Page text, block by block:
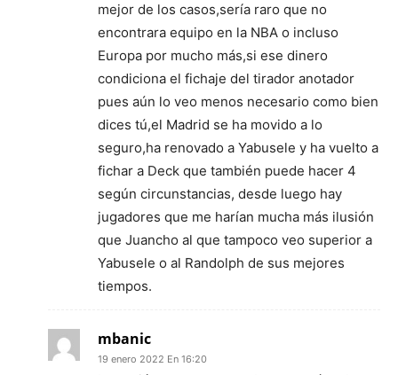
mejor de los casos,sería raro que no
encontrara equipo en la NBA o incluso
Europa por mucho más,si ese dinero
condiciona el fichaje del tirador anotador
pues aún lo veo menos necesario como bien
dices tú,el Madrid se ha movido a lo
seguro,ha renovado a Yabusele y ha vuelto a
fichar a Deck que también puede hacer 4
según circunstancias, desde luego hay
jugadores que me harían mucha más ilusión
que Juancho al que tampoco veo superior a
Yabusele o al Randolph de sus mejores
tiempos.
mbanic
19 enero 2022 En 16:20